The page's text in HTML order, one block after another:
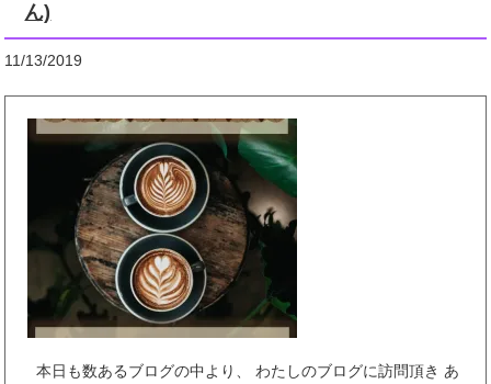
ん)
11/13/2019
本日も数あるブログの中より、 わたしのブログに訪問頂き あ